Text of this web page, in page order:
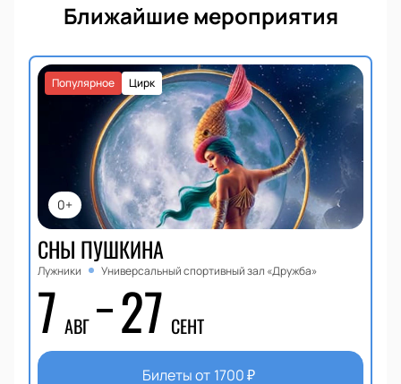
Ближайшие мероприятия
0+
Цирк
Популярное
СНЫ ПУШКИНА
Лужники Универсальный спортивный зал «Дружба»
7 АВГ 27 СЕНТ
Билеты от 1700₽